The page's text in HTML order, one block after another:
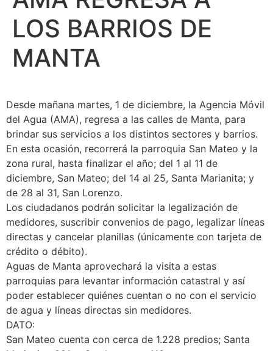
LOS BARRIOS DE
MANTA
Desde mañana martes, 1 de diciembre, la Agencia Móvil
del Agua (AMA), regresa a las calles de Manta, para
brindar sus servicios a los distintos sectores y barrios.
En esta ocasión, recorrerá la parroquia San Mateo y la
zona rural, hasta finalizar el año; del 1 al 11 de
diciembre, San Mateo; del 14 al 25, Santa Marianita; y
de 28 al 31, San Lorenzo.
Los ciudadanos podrán solicitar la legalización de
medidores, suscribir convenios de pago, legalizar líneas
directas y cancelar planillas (únicamente con tarjeta de
crédito o débito).
Aguas de Manta aprovechará la visita a estas
parroquias para levantar información catastral y así
poder establecer quiénes cuentan o no con el servicio
de agua y líneas directas sin medidores.
DATO:
San Mateo cuenta con cerca de 1.228 predios; Santa